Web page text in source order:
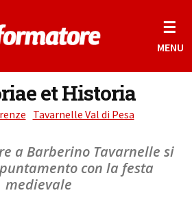
☰
MENU
et Historia
Tavarnelle Val di Pesa
a Barberino Tavarnelle si
con la festa
medievale